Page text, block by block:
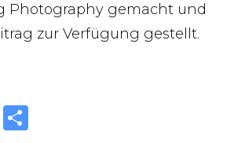
Photography gemacht und
zur Verfügung gestellt.
W